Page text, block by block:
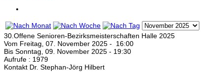
30.Offene Senioren-Bezirksmeisterschaften Halle 2025
Vom Freitag, 07. November 2025 - 16:00
Bis Sonntag, 09. November 2025 - 19:30
Aufrufe : 1979
Kontakt Dr. Stephan-Jörg Hilbert